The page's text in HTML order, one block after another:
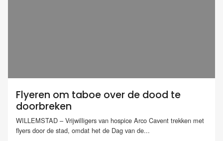
Flyeren om taboe over de dood te
doorbreken
WILLEMSTAD – Vrijwilligers van hospice Arco Cavent trekken met
flyers door de stad, omdat het de Dag van de...